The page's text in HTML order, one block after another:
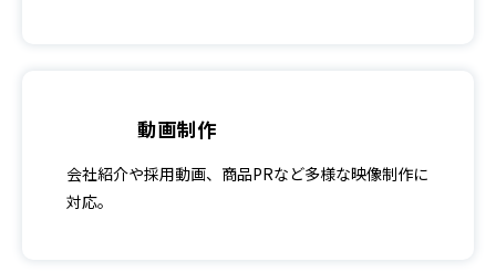
動画制作
会社紹介や採用動画、商品PRなど多様な映像制作に
対応。